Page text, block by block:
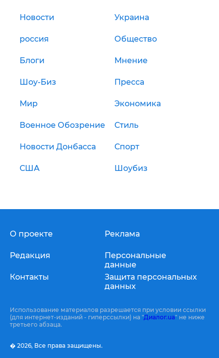
Новости Украина
россия Общество
Блоги Мнение
Шоу-Биз Пресса
Мир Экономика
Военное Обозрение Стиль
Новости Донбасса Спорт
США Шоубиз
О проекте
Редакция
Контакты
Реклама
Персональные
данные
Защита персональных
данных
Использование материалов разрешается при условии ссылки
(для интернет-изданий - гиперссылки) на "Диалог.ua" не ниже
третьего абзаца.
� 2026, Все права защищены.